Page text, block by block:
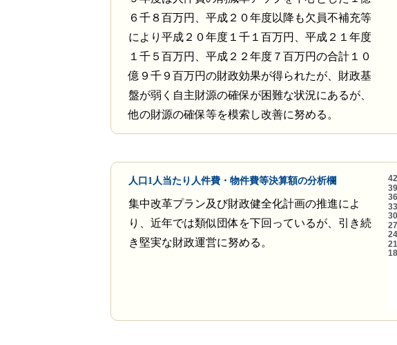
６千８百万円、平成２０年度以降も欠員不補充等
により平成２０年度１千１百万円、平成２１年度
１千５百万円、平成２２年度７百万円の合計１０
億９千９百万円の財政効果が得られたが、財政基
盤が弱く自主財源の確保が困難な状況にあるが、
他の財源の確保等を模索し改善に努める。
人口1人当たり人件費・物件費等決算額の分析欄
集中改革プラン及び財政健全化計画の推進によ
り、近年では類似団体を下回っているが、引き続
き堅実な財政運営に努める。